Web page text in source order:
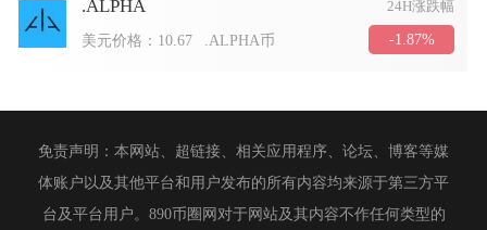
.ALPHA 24H涨跌幅
美元价格： 10.67 .ALPHA币 -1.87%
免责声明：本网站、超链接、相关应用程序、论坛、博客等媒
体账户以及其他平台和用户发布的所有内容均来源于第三方平
台及平台用户。890币圈网对于网站及其内容不作任何类型的